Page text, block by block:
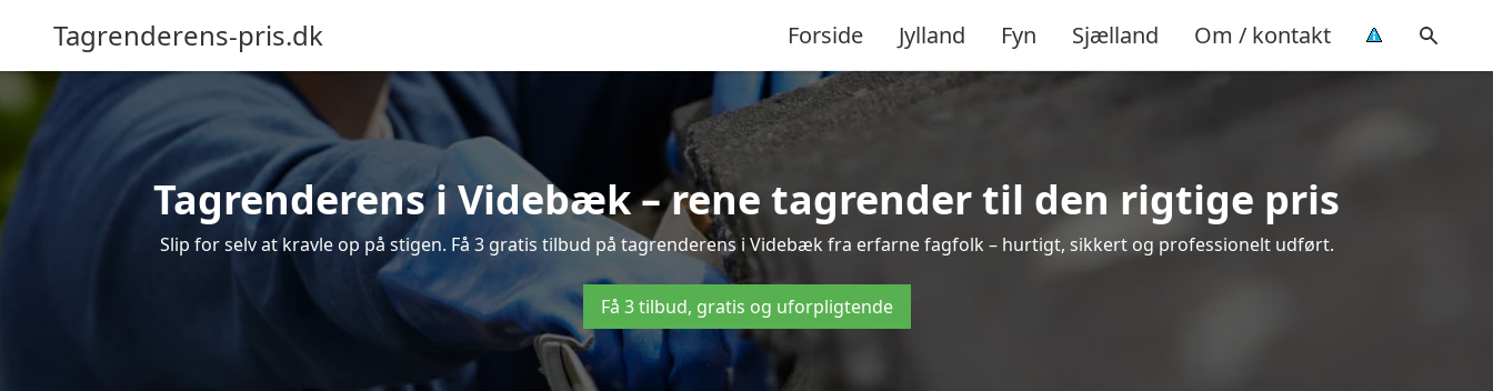
Tagrenderens-pris.dk Forside Jylland Fyn Sjælland Om / kontakt
Tagrenderens i Videbæk – rene tagrender til den rigtige pris
Slip for selv at kravle op på stigen. Få 3 gratis tilbud på tagrenderens i Videbæk fra erfarne fagfolk – hurtigt, sikkert og professionelt udført.
Få 3 tilbud, gratis og uforpligtende